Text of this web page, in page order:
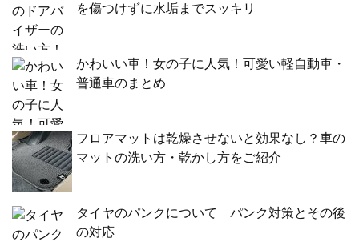
を傷つけずに水垢までスッキリ
かわいい車！女の子に人気！可愛い軽自動車・
普通車のまとめ
フロアマットは乾燥させないと効果なし？車の
マットの洗い方・乾かし方をご紹介
タイヤのパンクについて パンク対策とその後
の対応